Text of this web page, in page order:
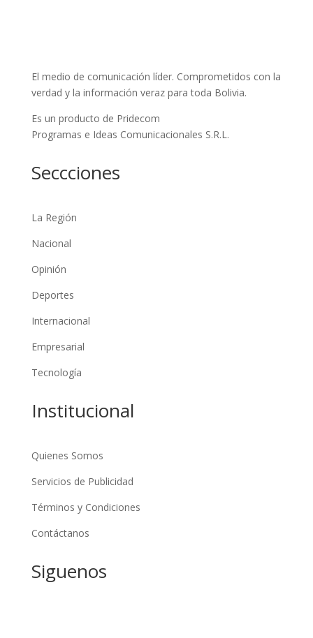
El medio de comunicación líder. Comprometidos con la
verdad y la información veraz para toda Bolivia.
Es un producto de Pridecom
Programas e Ideas Comunicacionales S.R.L.
Seccciones
La Región
Nacional
Opinión
Deportes
Internacional
Empresarial
Tecnología
Institucional
Quienes Somos
Servicios de Publicidad
Términos y Condiciones
Contáctanos
Siguenos